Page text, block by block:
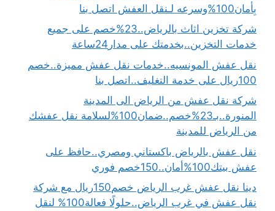
بِأمان100%وسرعه لـنقل العفش اتصل بنا
شركة تخزين اثاث بالرياض..23%خصم على جميع
خدمات التخزين..بخدمتك على مدار24ساعة
نقل عفش المونسيه..خدمات نقل عفش مميزة..خصم
100ريال على خدمة التغليف..اتصل بنا
شركة نقل عفش من الرياض الى المدينة
المنورة..بـ23%خصم..ضمان100%لسلامة نقل عفشك
من الرياض للمدينة
نقل عفش بالرياض باكستاني ومصري..حافظ على
عفش بيتك100%أمان..150خصم فوري
دينا نقل عفش غرب الرياض خصم150ريال مع شركة
نقل عفش في غرب الرياض..حلولًا فعالة100% لنقل